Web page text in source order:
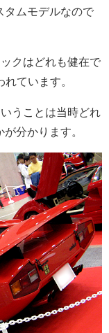
タムモデルなので
クはどれも健在で
ています。
うことは当時どれ
分かります。